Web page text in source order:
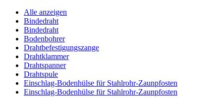
Alle anzeigen
Bindedraht
Bindedraht
Bodenbohrer
Drahtbefestigungszange
Drahtklammer
Drahtspanner
Drahtspule
Einschlag-Bodenhülse für Stahlrohr-Zaunpfosten
Einschlag-Bodenhülse für Stahlrohr-Zaunpfosten